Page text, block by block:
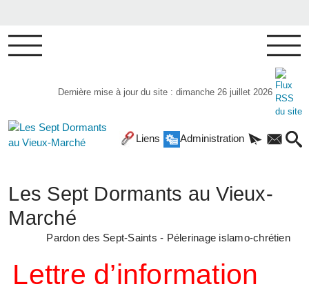
Dernière mise à jour du site : dimanche 26 juillet 2026
Liens Administration
Les Sept Dormants au Vieux-
Marché
Pardon des Sept-Saints - Pélerinage islamo-chrétien
Lettre d’information